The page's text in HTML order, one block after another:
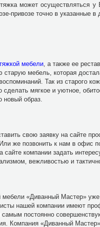
может осуществляться
привозе точно в указанные в
мебели, а также ее
старую мебель, которая
Так из старого
сделать мягкое и уютное,
новый образ.
свою заявку на сайте
же позвонить к нам в офис
компании задать
вежливостью и
«Диванный Мастер»
нашей компании имеют
постоянно
Компания «Диванный